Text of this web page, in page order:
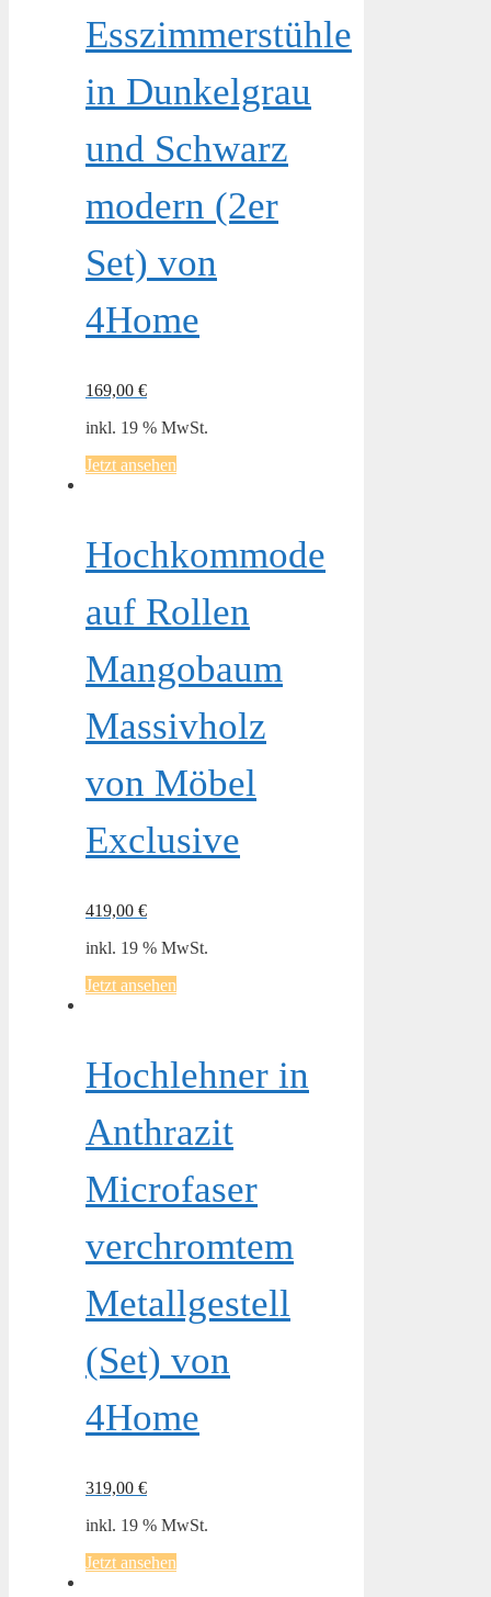
Esszimmerstühle
in Dunkelgrau
und Schwarz
modern (2er
Set) von
4Home
169,00 €
inkl. 19 % MwSt.
Jetzt ansehen
Hochkommode
auf Rollen
Mangobaum
Massivholz
von Möbel
Exclusive
419,00 €
inkl. 19 % MwSt.
Jetzt ansehen
Hochlehner in
Anthrazit
Microfaser
verchromtem
Metallgestell
(Set) von
4Home
319,00 €
inkl. 19 % MwSt.
Jetzt ansehen